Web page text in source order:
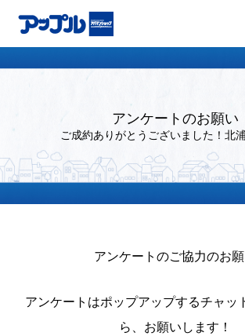
アンケートのお願い
ご成約ありがとうございました！北
アンケートのご協力のお
アンケートはポップアップするチャッ
ら、お願いします！